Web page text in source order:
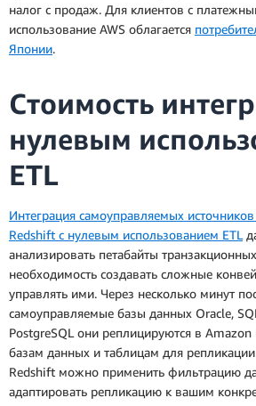
налог с продаж. Для клиентов с
использование AWS облагается
Японии.
Стоимость
нулевым
ETL
Интеграция самоуправляемых
Redshift с нулевым использованием ETL
анализировать петабайты
необходимость создавать сложные
управлять ими. Через несколько минут
самоуправляемые базы данных Oracle,
PostgreSQL они реплицируются в
базам данных и таблицам для
Redshift можно применить фильтрацию
адаптировать репликацию к вашим